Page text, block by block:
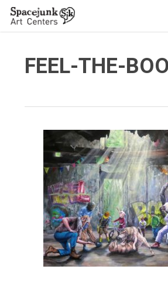
Skip
FEEL-THE-